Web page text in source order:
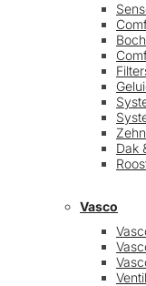
Dak
Vasco